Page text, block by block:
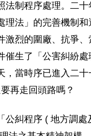
法制程序處理。二十
理法」的完善機制和
激烈的圍廠、抗爭、
催生了「公害糾紛
，當時序已進入二十
再走回頭路嗎？
公糾程序 ( 地方調